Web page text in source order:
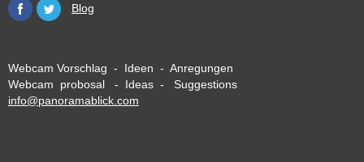
Blog
Webcam Vorschlag - Ideen - Anregungen
Webcam probosal - Ideas - Suggestions
info@panoramablick.com